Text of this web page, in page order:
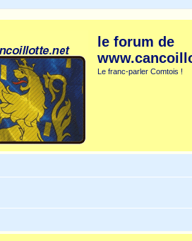
le forum de
Le franc-parler Comtois !